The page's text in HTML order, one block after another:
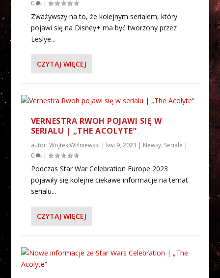
0 |
Zważywszy na to, że kolejnym serialem, który
pojawi się na Disney+ ma być tworzony przez
Leslye...
CZYTAJ WIĘCEJ
VERNESTRA RWOH POJAWI SIĘ W
SERIALU | „THE ACOLYTE”
autor: Wojtek Wiśniewski | kwi 9, 2023 | Newsy, Seriale |
0
|
Podczas Star War Celebration Europe 2023
pojawiły się kolejne ciekawe informacje na temat
serialu...
CZYTAJ WIĘCEJ